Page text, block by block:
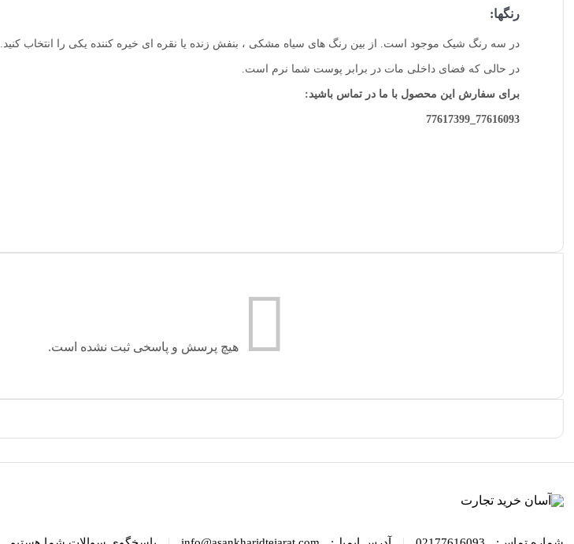
رنگها:
در سه رنگ شیک موجود است. از بین رنگ های سیاه مشکی ، بنفش زنده یا نقره ای خیره کننده یکی را انتخاب کنید.
در حالی که فضای داخلی مات در برابر پوست شما نرم است.
برای سفارش این محصول با ما در تماس باشید:
77616093_77617399
هیچ پرسش و پاسخی ثبت نشده است.